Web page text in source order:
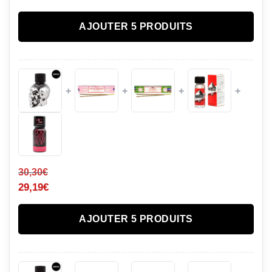
AJOUTER 5 PRODUITS
+ + + +
30,30€
29,19€
AJOUTER 5 PRODUITS